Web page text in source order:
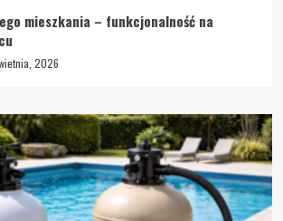
mieszkania – funkcjonalność na
2026